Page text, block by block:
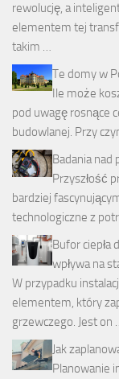
rewolucję, a
elementem tej
takim …
Te domy w
Ile może
pod uwagę rosnące
budowlanej. Przy
Badania nad
Przyszłość
bardziej
technologiczne z
Bufor ciepła
wpływa na
W przypadku
elementem, który
grzewczego. Jest on
Jak
Planowanie